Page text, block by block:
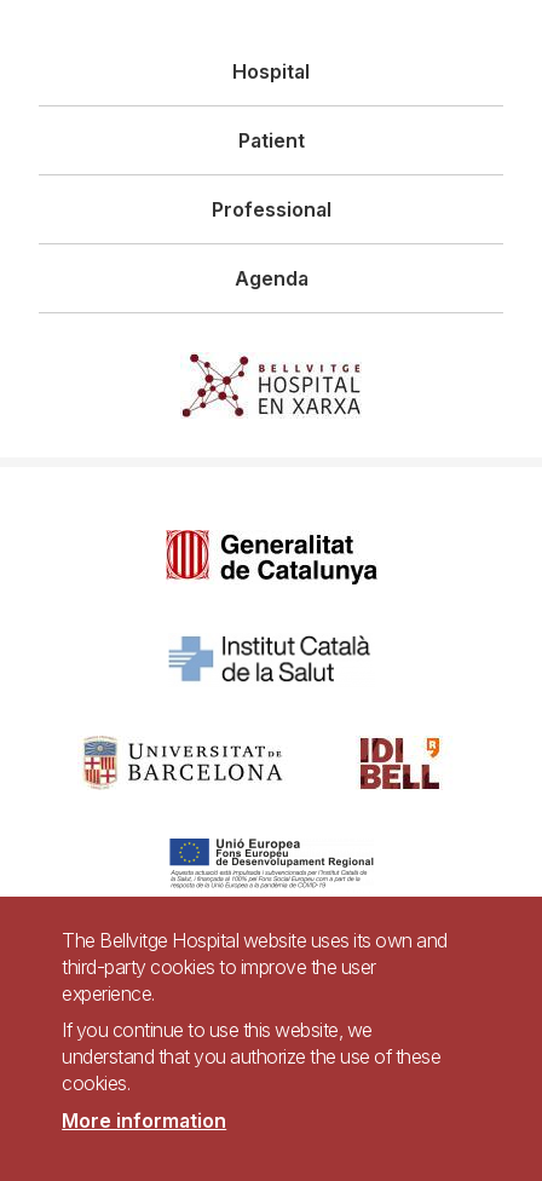
principal
Hospital
Patient
Professional
Agenda
Pie
página
Accessibility Legal warning
The Bellvitge Hospital website uses its own and
third-party cookies to improve the user
experience.
If you continue to use this website, we
understand that you authorize the use of these
cookies.
More information